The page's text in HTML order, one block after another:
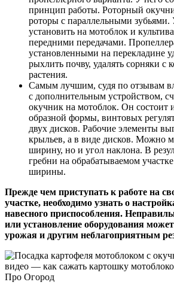
принцип работы. Роторный
роторы с параллельными зубьями.
установить на мотоблок и
передними передачами.
установленными на перекладине
рыхлить почву, удалять сорняки с
растения.
Самым лучшим, судя по отзывам
с дополнительным устройством,
окучник на мотоблок. Он состоит
образной формы, винтовых
двух дисков. Рабочие элементы
крыльев, а в виде дисков. Можно
ширину, но и угол наклона. В
гребни на обрабатываемом
ширины.
Прежде чем приступать к работе на
участке, необходимо узнать о
навесного приспособления.
или установление оборудования
урожая и другим неблагоприятным